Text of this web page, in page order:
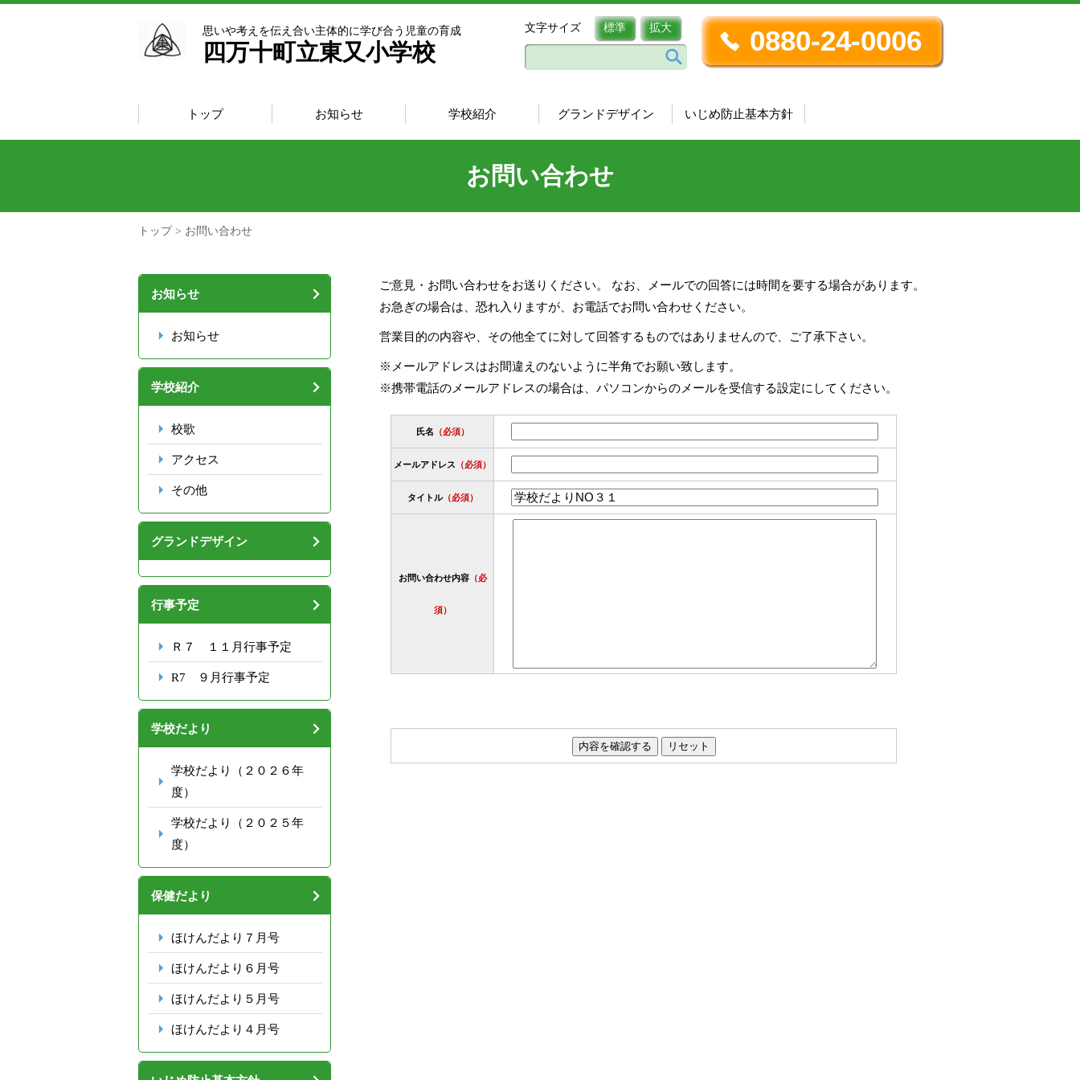
思いや考えを伝え合い主体的に学び合う児童の育成
四万十町立東又小学校 0880-24-0006
文字サイズ 標準 拡大
トップ お知らせ 学校紹介 グランドデザイン いじめ防止基本方針
お問い合わせ
トップ> お問い合わせ
ご意見・お問い合わせをお送りください。 なお、メールでの回答には時間を要する場合があります。
お急ぎの場合は、恐れ入りますが、お電話でお問い合わせください。
営業目的の内容や、その他全てに対して回答するものではありませんので、ご了承下さい。
※メールアドレスはお間違えのないように半角でお願い致します。
※携帯電話のメールアドレスの場合は、パソコンからのメールを受信する設定にしてください。
氏名 （必須）
メールアドレス （必須）
タイトル（必須）
お問い合わせ内容（必
須）
お知らせ
お知らせ
学校紹介
校歌
アクセス
その他
グランドデザイン
行事予定
Ｒ７ １１月行事予定
R7 ９月行事予定
学校だより
学校だより（２０２６年
度）
学校だより（２０２５年
度）
保健だより
ほけんだより７月号
ほけんだより６月号
ほけんだより５月号
ほけんだより４月号